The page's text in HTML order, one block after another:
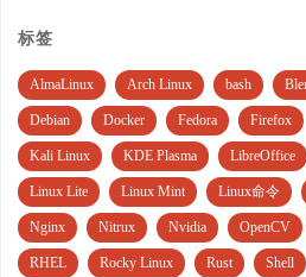
标签
AlmaLinux Arch Linux bash
Debian Docker Fedora Firefox
Kali Linux KDE Plasma LibreOffice
Linux Lite Linux Mint Linux命令
Nginx Nitrux Nvidia OpenCV
RHEL Rocky Linux Rust Shell